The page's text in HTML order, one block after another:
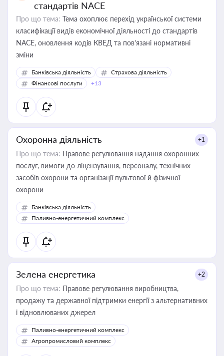
стандартів NACE
Про що тема: Тема охоплює перехід української системи
класифікації видів економічної діяльності до стандартів
NACE, оновлення кодів КВЕД та пов'язані нормативні
зміни
Банківська діяльність
Страхова діяльність
Фінансові послуги
+13
Охоронна діяльність +1
Про що тема: Правове регулювання надання охоронних
послуг, вимоги до ліцензування, персоналу, технічних
засобів охорони та організації пультової й фізичної
охорони
Банківська діяльність
Паливно-енергетичний комплекс
Зелена енергетика +2
Про що тема: Правове регулювання виробництва,
продажу та державної підтримки енергії з альтернативних
і відновлюваних джерел
Паливно-енергетичний комплекс
Агропромисловий комплекс